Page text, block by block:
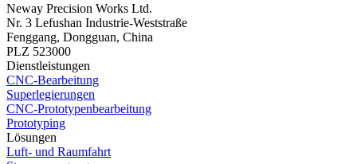
Neway Precision Works Ltd.
Nr. 3 Lefushan Industrie-Weststraße
Fenggang, Dongguan, China
PLZ 523000
Dienstleistungen
CNC-Bearbeitung
Superlegierungen
CNC-Prototypenbearbeitung
Prototyping
Lösungen
Luft- und Raumfahrt